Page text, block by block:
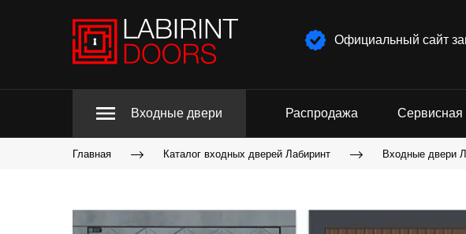
Официальный сайт
Входные двери Распродажа Сервисная
Главная Каталог входных дверей Лабиринт Входные двери